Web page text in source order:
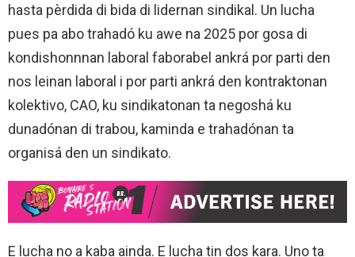
hasta pèrdida di bida di lidernan sindikal. Un lucha
pues pa abo trahadó ku awe na 2025 por gosa di
kondishonnnan laboral faborabel ankrá por parti den
nos leinan laboral i por parti ankrá den kontraktonan
kolektivo, CAO, ku sindikatonan ta negoshá ku
dunadónan di trabou, kaminda e trahadónan ta
organisá den un sindikato.
E lucha no a kaba ainda. E lucha tin dos kara. Uno ta